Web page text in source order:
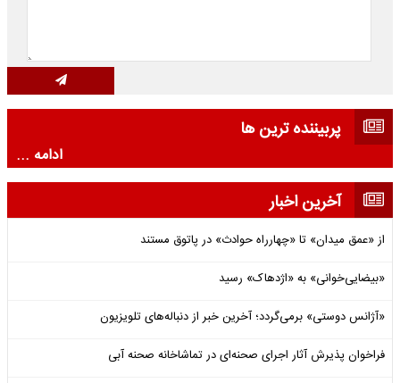
پربیننده ترین ها
ادامه ...
آخرین اخبار
از «عمق میدان» تا «چهارراه حوادث» در پاتوق مستند
«بیضایی‌خوانی» به «اژدهاک» رسید
«آژانس دوستی» برمی‌گردد؛ آخرین خبر از دنباله‌های تلویزیون
فراخوان پذیرش آثار اجرای صحنه‌ای در تماشاخانه صحنه آبی